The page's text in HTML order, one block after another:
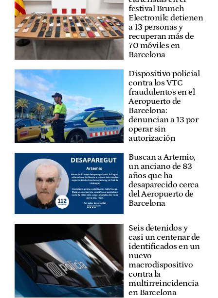
festival Brunch
Electronik: detienen
a 13 personas y
recuperan más de
70 móviles en
Barcelona
Dispositivo policial
contra los VTC
fraudulentos en el
Aeropuerto de
Barcelona:
denuncian a 13 por
operar sin
autorización
Buscan a Artemio,
un anciano de 83
años que ha
desaparecido cerca
del Aeropuerto de
Barcelona
Seis detenidos y
casi un centenar de
identificados en un
nuevo
macrodispositivo
contra la
multirreincidencia
en Barcelona